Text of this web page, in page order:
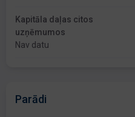
Kapitāla daļas citos
uzņēmumos
Nav datu
Parādi